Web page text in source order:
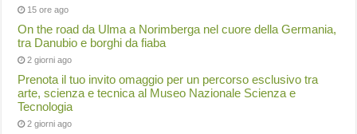
15 ore ago
On the road da Ulma a Norimberga nel cuore della Germania,
tra Danubio e borghi da fiaba
2 giorni ago
Prenota il tuo invito omaggio per un percorso esclusivo tra
arte, scienza e tecnica al Museo Nazionale Scienza e
Tecnologia
2 giorni ago